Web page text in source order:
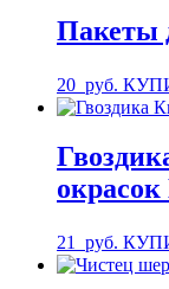
Пакеты
20 руб.
21 руб.